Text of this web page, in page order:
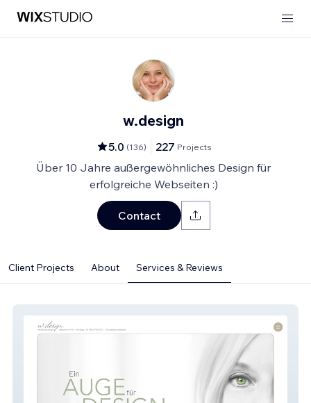
w.design
5.0 (136) 227 Projects
Über 10 Jahre außergewöhnliches Design für
erfolgreiche Webseiten :)
Contact
Client Projects About Services & Reviews